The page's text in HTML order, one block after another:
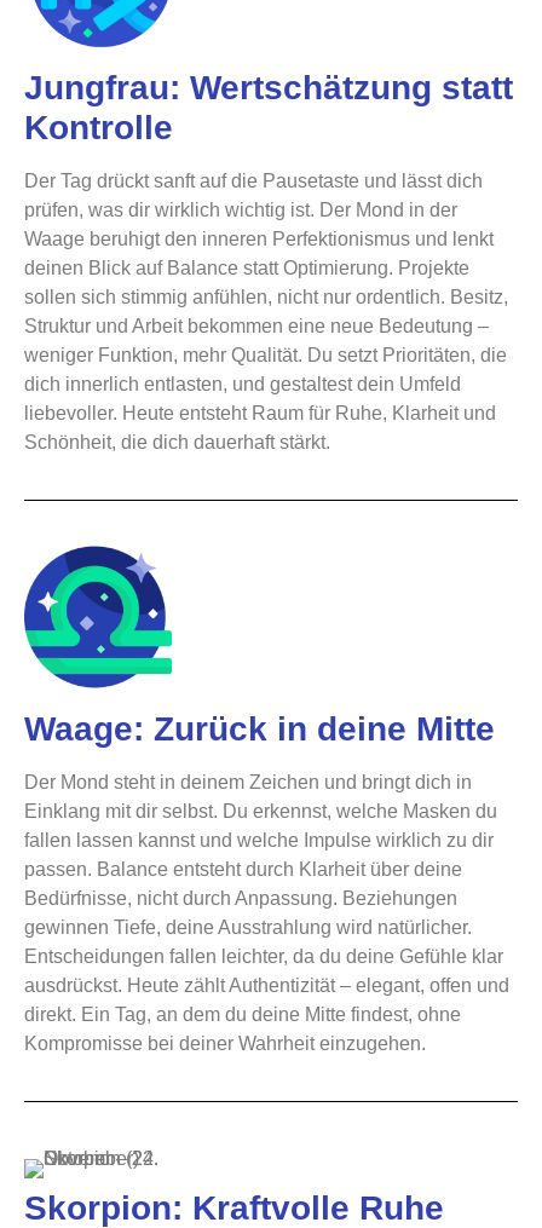
Jungfrau: Wertschätzung statt
Kontrolle
Der Tag drückt sanft auf die Pausetaste und lässt dich
prüfen, was dir wirklich wichtig ist. Der Mond in der
Waage beruhigt den inneren Perfektionismus und lenkt
deinen Blick auf Balance statt Optimierung. Projekte
sollen sich stimmig anfühlen, nicht nur ordentlich. Besitz,
Struktur und Arbeit bekommen eine neue Bedeutung –
weniger Funktion, mehr Qualität. Du setzt Prioritäten, die
dich innerlich entlasten, und gestaltest dein Umfeld
liebevoller. Heute entsteht Raum für Ruhe, Klarheit und
Schönheit, die dich dauerhaft stärkt.
Waage: Zurück in deine Mitte
Der Mond steht in deinem Zeichen und bringt dich in
Einklang mit dir selbst. Du erkennst, welche Masken du
fallen lassen kannst und welche Impulse wirklich zu dir
passen. Balance entsteht durch Klarheit über deine
Bedürfnisse, nicht durch Anpassung. Beziehungen
gewinnen Tiefe, deine Ausstrahlung wird natürlicher.
Entscheidungen fallen leichter, da du deine Gefühle klar
ausdrückst. Heute zählt Authentizität – elegant, offen und
direkt. Ein Tag, an dem du deine Mitte findest, ohne
Kompromisse bei deiner Wahrheit einzugehen.
Skorpion: Kraftvolle Ruhe